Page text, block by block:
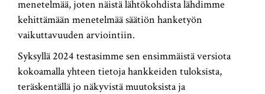
menetelmää, joten näistä lähtökohdista lähdimme
kehittämään menetelmää säätiön hanketyön
vaikuttavuuden arviointiin.
Syksyllä 2024 testasimme sen ensimmäistä versiota
kokoamalla yhteen tietoja hankkeiden tuloksista,
teräskentällä jo näkyvistä muutoksista ja